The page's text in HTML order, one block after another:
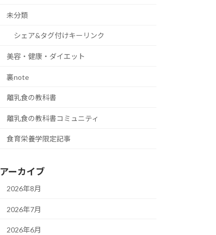
未分類
シェア&タグ付けキーリンク
美容・健康・ダイエット
裏note
離乳食の教科書
離乳食の教科書コミュニティ
食育栄養学限定記事
アーカイブ
2026年8月
2026年7月
2026年6月